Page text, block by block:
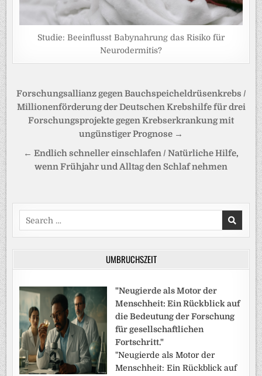
Studie: Beeinflusst Babynahrung das Risiko für
Neurodermitis?
Beitragsnavigation
Forschungsallianz gegen Bauchspeicheldrüsenkrebs /
Millionenförderung der Deutschen Krebshilfe für drei
Forschungsprojekte gegen Krebserkrankung mit
ungünstiger Prognose →
← Endlich schneller einschlafen / Natürliche Hilfe,
wenn Frühjahr und Alltag den Schlaf nehmen
Search
for:
UMBRUCHSZEIT
"Neugierde als Motor der
Menschheit: Ein Rückblick auf
die Bedeutung der Forschung
für gesellschaftlichen
Fortschritt."
"Neugierde als Motor der
Menschheit: Ein Rückblick auf